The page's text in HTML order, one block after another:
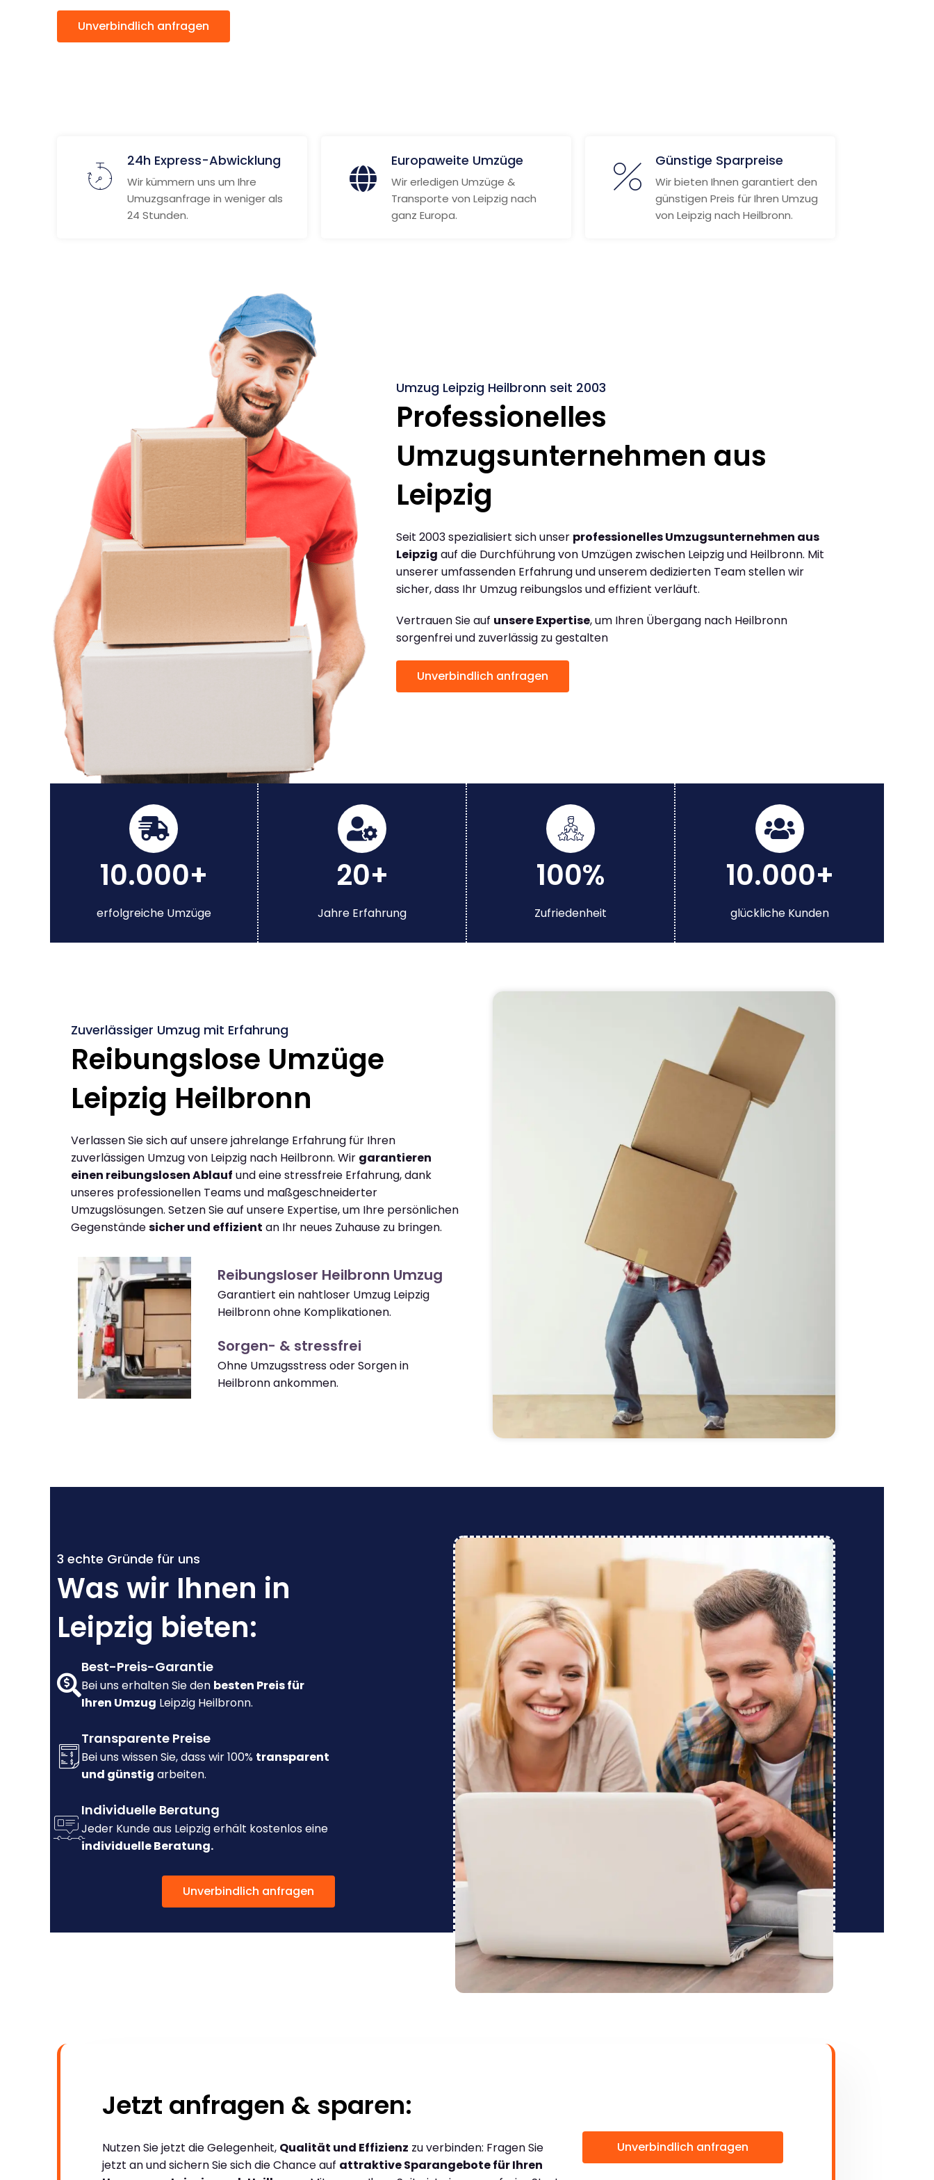
Unverbindlich anfragen
24h Express-Abwicklung
Wir kümmern uns um Ihre
Umuzgsanfrage in weniger als
24 Stunden.
Europaweite Umzüge
Wir erledigen Umzüge &
Transporte von Leipzig nach
ganz Europa.
Günstige Sparpreise
Wir bieten Ihnen garantiert den
günstigen Preis für Ihren Umzug
von Leipzig nach Heilbronn.
Umzug Leipzig Heilbronn seit 2003
Professionelles
Umzugsunternehmen aus
Leipzig
Seit 2003 spezialisiert sich unser professionelles Umzugsunternehmen aus
Leipzig auf die Durchführung von Umzügen zwischen Leipzig und Heilbronn. Mit
unserer umfassenden Erfahrung und unserem dedizierten Team stellen wir
sicher, dass Ihr Umzug reibungslos und effizient verläuft.
Vertrauen Sie auf unsere Expertise, um Ihren Übergang nach Heilbronn
sorgenfrei und zuverlässig zu gestalten
Unverbindlich anfragen
10.000+
erfolgreiche Umzüge
20+
Jahre Erfahrung
100%
Zufriedenheit
10.000+
glückliche Kunden
Zuverlässiger Umzug mit Erfahrung
Reibungslose Umzüge
Leipzig Heilbronn
Verlassen Sie sich auf unsere jahrelange Erfahrung für Ihren
zuverlässigen Umzug von Leipzig nach Heilbronn. Wir garantieren
einen reibungslosen Ablauf und eine stressfreie Erfahrung, dank
unseres professionellen Teams und maßgeschneiderter
Umzugslösungen. Setzen Sie auf unsere Expertise, um Ihre persönlichen
Gegenständesicher und effizient an Ihr neues Zuhause zu bringen.
Reibungsloser Heilbronn Umzug
Garantiert ein nahtloser Umzug Leipzig
Heilbronn ohne Komplikationen.
Sorgen- & stressfrei
Ohne Umzugsstress oder Sorgen in
Heilbronn ankommen.
3 echte Gründe für uns
Was wir Ihnen in
Leipzig bieten:
Best-Preis-Garantie
Bei uns erhalten Sie den besten Preis für
Ihren Umzug Leipzig Heilbronn.
Transparente Preise
Bei uns wissen Sie, dass wir 100% transparent
und günstig arbeiten.
Individuelle Beratung
Jeder Kunde aus Leipzig erhält kostenlos eine
individuelle Beratung.
Unverbindlich anfragen
Jetzt anfragen & sparen:
Nutzen Sie jetzt die Gelegenheit, Qualität und Effizienz zu verbinden: Fragen Sie
jetzt an und sichern Sie sich die Chance auf attraktive Sparangebote für Ihren
Unverbindlich anfragen